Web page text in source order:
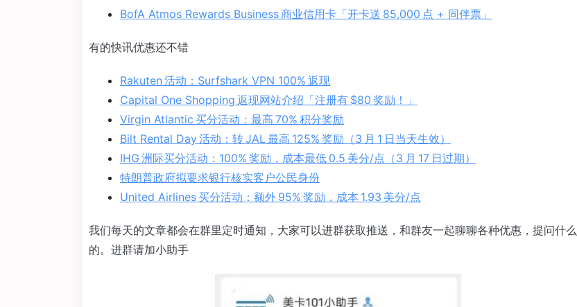
BofA Atmos Rewards Business 商业信用卡「开卡送 85,000 点 + 同伴票」
有的快讯优惠还不错
Rakuten 活动：Surfshark VPN 100% 返现
Capital One Shopping 返现网站介绍「注册有 $80 奖励！」
Virgin Atlantic 买分活动：最高 70% 积分奖励
Bilt Rental Day 活动：转 JAL 最高 125% 奖励（3 月 1 日当天生效）
IHG 洲际买分活动：100% 奖励，成本最低 0.5 美分/点（3 月 17 日过期）
特朗普政府拟要求银行核实客户公民身份
United Airlines 买分活动：额外 95% 奖励，成本 1.93 美分/点
我们每天的文章都会在群里定时通知，大家可以进群获取推送，和群友一起聊聊各种优惠，提问什么
的。进群请加小助手